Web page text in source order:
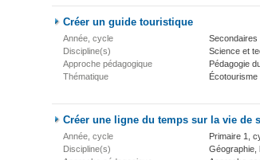
Créer un guide touristique
Année, cycle
Secondaires
Discipline(s)
Science et
Approche pédagogique
Pédagogie
Thématique
Créer une ligne du temps sur la vie de
Année, cycle
Primaire 1,
Discipline(s)
Géographie,